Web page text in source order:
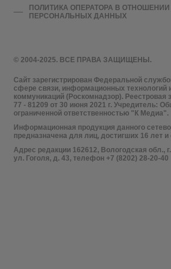
© 2004-2025. ВСЕ ПРАВА ЗАЩИЩЕНЫ.
Сайт зарегистрирован Федеральной
сфере связи, информационных технологий
коммуникаций (Роскомнадзор).
77 - 81209 от 30 июня 2021 г. Учредитель:
ограниченной ответственностью "К Медиа".
Информационная продукция данного
предназначена для лиц, достигших 16 лет и
Адрес редакции 162612, Вологодская обл.,
ул. Гоголя, д. 43, телефон +7 (8202) 28-20-40
ПОЛИТИКА ОПЕРАТОРА В ОТНОШЕНИИ
ПЕРСОНАЛЬНЫХ ДАННЫХ